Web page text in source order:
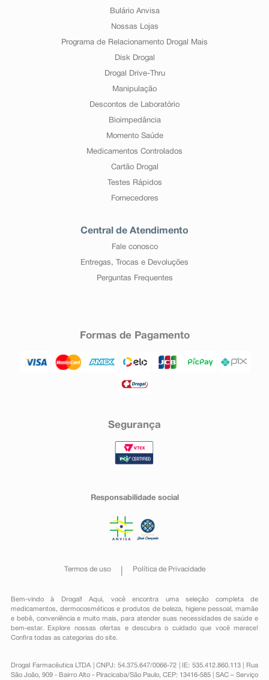
Bulário Anvisa
Nossas Lojas
Programa de Relacionamento Drogal Mais
Disk Drogal
Drogal Drive-Thru
Manipulação
Descontos de Laboratório
Bioimpedância
Momento Saúde
Medicamentos Controlados
Cartão Drogal
Testes Rápidos
Fornecedores
Central de Atendimento
Fale conosco
Entregas, Trocas e Devoluções
Perguntas Frequentes
Formas de Pagamento
Segurança
Responsabilidade social
Termos de uso Política de Privacidade
Bem-vindo à Drogal! Aqui, você encontra uma seleção completa de
medicamentos , dermocosméticos e produtos de beleza, higiene pessoal ,mamãe
e bebê, conveniênciae muito mais, para atender suas necessidades de saúde e
bem-estar. Explore nossas ofertas e descubra o cuidado que você merece!
Confira todas as categorias do site.
Drogal Farmacêutica LTDA | CNPJ: 54.375.647/0066-72 | IE: 535.412.860.113 | Rua
São João, 909 - Bairro Alto - Piracicaba/São Paulo, CEP: 13416-585 | SAC – Serviço